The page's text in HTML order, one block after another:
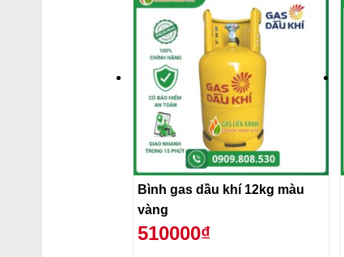
Bình gas dầu khí 12kg màu
vàng
510000₫